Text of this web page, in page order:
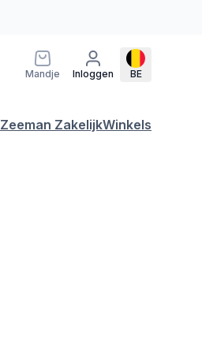
Mandje Inloggen BE
Zeeman ZakelijkWinkels